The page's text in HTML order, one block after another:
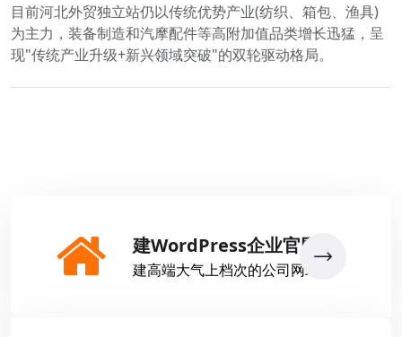
目前河北外贸独立站仍以传统优势产业(纺织、箱包、渔具)
为主力，装备制造和汽摩配件等高附加值品类增长迅猛，呈
现"传统产业升级+新兴领域突破"的双轮驱动格局。
建WordPress企业官网
建高端大气上档次的公司网站